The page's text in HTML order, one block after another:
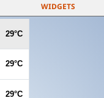
WIDGETS